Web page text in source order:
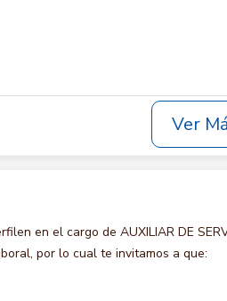
Ver
en el cargo de AUXILIAR DE
por lo cual te invitamos a que: